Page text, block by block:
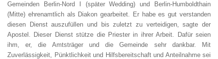
Gemeinden Berlin-Nord I (später Wedding) und Berlin-Humboldthain
(Mitte) ehrenamtlich als Diakon gearbeitet. Er habe es gut verstanden
diesen Dienst auszufüllen und bis zuletzt zu verteidigen, sagte der
Apostel. Dieser Dienst stütze die Priester in ihrer Arbeit. Dafür seien
ihm, er, die Amtsträger und die Gemeinde sehr dankbar. Mit
Zuverlässigkeit, Pünktlichkeit und Hilfsbereitschaft und Anteilnahme sei